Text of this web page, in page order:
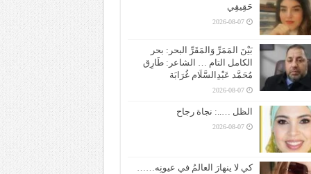
حَقِيقِي
2026-08-07
بَيْنَ المَمَرِّ وَالمَقَرِّ البحر: بحر
الكامل التام … الشاعر: طَارِق
مُحَمَّد عَبْدِالسَّلَام غُرَابَة
2026-08-07
الظل …..: نجاة رجاح
2026-08-07
كي لا ينهارَ العالمُ في عيونِه……